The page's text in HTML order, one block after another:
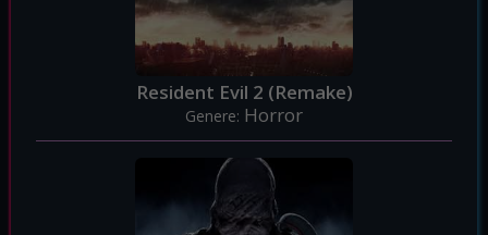
Resident Evil 2 (Remake)
Genere: Horror